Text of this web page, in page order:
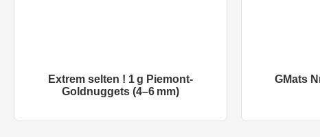
Extrem selten ! 1 g Piemont-
Goldnuggets (4–6 mm)
GMats